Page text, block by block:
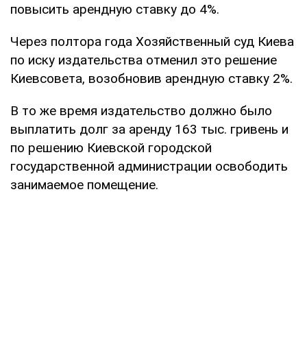
повысить арендную ставку до 4%.
Через полтора года Хозяйственный суд Киева
по иску издательства отменил это решение
Киевсовета, возобновив арендную ставку 2%.
В то же время издательство должно было
выплатить долг за аренду 163 тыс. гривень и
по решению Киевской городской
государственной администрации освободить
занимаемое помещение.